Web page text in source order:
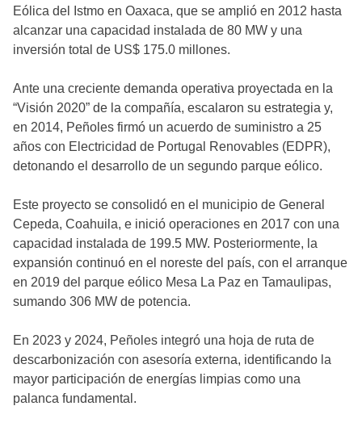
Eólica del Istmo en Oaxaca, que se amplió en 2012 hasta
alcanzar una capacidad instalada de 80 MW y una
inversión total de US$ 175.0 millones.
Ante una creciente demanda operativa proyectada en la
“Visión 2020” de la compañía, escalaron su estrategia y,
en 2014, Peñoles firmó un acuerdo de suministro a 25
años con Electricidad de Portugal Renovables (EDPR),
detonando el desarrollo de un segundo parque eólico.
Este proyecto se consolidó en el municipio de General
Cepeda, Coahuila, e inició operaciones en 2017 con una
capacidad instalada de 199.5 MW. Posteriormente, la
expansión continuó en el noreste del país, con el arranque
en 2019 del parque eólico Mesa La Paz en Tamaulipas,
sumando 306 MW de potencia.
En 2023 y 2024, Peñoles integró una hoja de ruta de
descarbonización con asesoría externa, identificando la
mayor participación de energías limpias como una
palanca fundamental.